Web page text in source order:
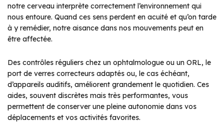
notre cerveau interprète correctement l’environnement qui
nous entoure. Quand ces sens perdent en acuité et qu’on tarde
à y remédier, notre aisance dans nos mouvements peut en
être affectée.
Des contrôles réguliers chez un ophtalmologue ou un ORL, le
port de verres correcteurs adaptés ou, le cas échéant,
d’appareils auditifs, améliorent grandement le quotidien. Ces
aides, souvent discrètes mais très performantes, vous
permettent de conserver une pleine autonomie dans vos
déplacements et vos activités favorites.